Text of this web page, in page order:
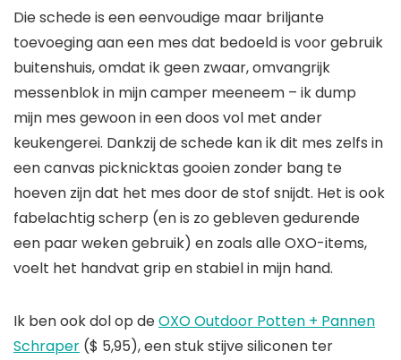
Die schede is een eenvoudige maar briljante
toevoeging aan een mes dat bedoeld is voor gebruik
buitenshuis, omdat ik geen zwaar, omvangrijk
messenblok in mijn camper meeneem – ik dump
mijn mes gewoon in een doos vol met ander
keukengerei. Dankzij de schede kan ik dit mes zelfs in
een canvas picknicktas gooien zonder bang te
hoeven zijn dat het mes door de stof snijdt. Het is ook
fabelachtig scherp (en is zo gebleven gedurende
een paar weken gebruik) en zoals alle OXO-items,
voelt het handvat grip en stabiel in mijn hand.
Ik ben ook dol op deOXO Outdoor Potten + Pannen
Schraper ($ 5,95), een stuk stijve siliconen ter